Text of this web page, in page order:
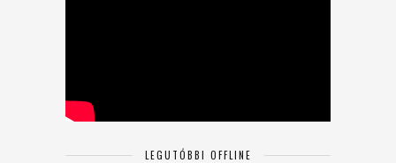
LEGUTÓBBI OFFLINE